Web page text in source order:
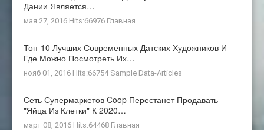
Дании Является…
мая 27, 2016 Hits:66976 Главная
Топ-10 Лучших Современных Датских Художников И
Где Можно Посмотреть Их…
нояб 01, 2016 Hits:66754 Sample Data-Articles
Сеть Супермаркетов Coop Перестанет Продавать
"яйца Из Клетки" К 2020…
март 08, 2016 Hits:64468 Главная